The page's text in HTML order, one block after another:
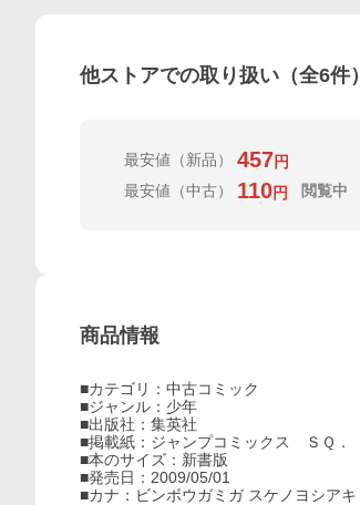
他ストアでの取り扱い（全6件）
最安値 （新品） 457円
最安値 （中古） 110円 閲覧中
商品情報
■カテゴリ：中古コミック
■ジャンル：少年
■出版社：集英社
■掲載紙：ジャンプコミックス ＳＱ．
■本のサイズ：新書版
■発売日：2009/05/01
■カナ：ビンボウガミガ スケノヨシアキ